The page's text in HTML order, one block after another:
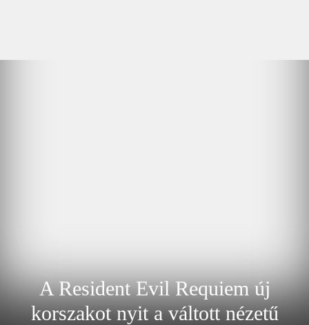
A Resident Evil Requiem új
korszakot nyit a váltott nézetű